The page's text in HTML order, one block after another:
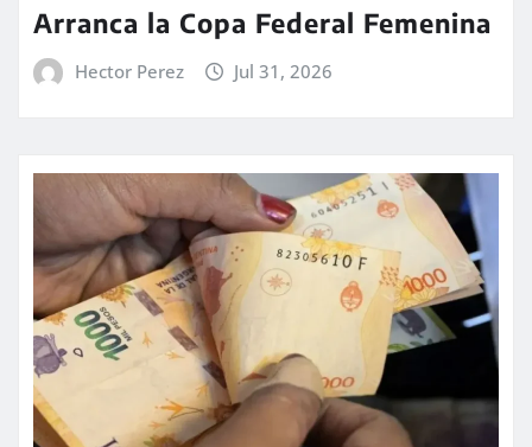
Arranca la Copa Federal Femenina
Hector Perez Jul 31, 2026